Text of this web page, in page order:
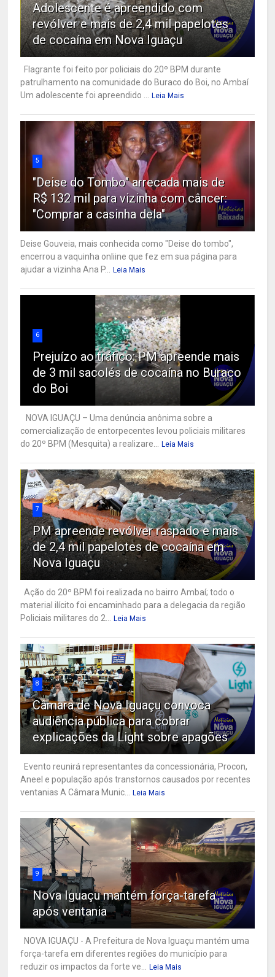
Adolescente é apreendido com
revólver e mais de 2,4 mil papelotes
de cocaína em Nova Iguaçu
Flagrante foi feito por policiais do 20º BPM durante
patrulhamento na comunidade do Buraco do Boi, no Ambaí
Um adolescente foi apreendido ...
Leia Mais
5
"Deise do Tombo" arrecada mais de
R$ 132 mil para vizinha com câncer:
"Comprar a casinha dela"
Deise Gouveia, mais conhecida como "Deise do tombo",
encerrou a vaquinha onliine que fez em sua página para
ajudar a vizinha Ana P...
Leia Mais
6
Prejuízo ao tráfico: PM apreende mais
de 3 mil sacolés de cocaína no Buraco
do Boi
NOVA IGUAÇU – Uma denúncia anônima sobre a
comercialização de entorpecentes levou policiais militares
do 20º BPM (Mesquita) a realizare...
Leia Mais
7
PM apreende revólver raspado e mais
de 2,4 mil papelotes de cocaína em
Nova Iguaçu
Ação do 20º BPM foi realizada no bairro Ambaí; todo o
material ilícito foi encaminhado para a delegacia da região
Policiais militares do 2...
Leia Mais
8
Câmara de Nova Iguaçu convoca
audiência pública para cobrar
explicações da Light sobre apagões
Evento reunirá representantes da concessionária, Procon,
Aneel e população após transtornos causados por recentes
ventanias A Câmara Munic...
Leia Mais
9
Nova Iguaçu mantém força-tarefa
após ventania
NOVA IGUAÇU - A Prefeitura de Nova Iguaçu mantém uma
força-tarefa em diferentes regiões do município para
reduzir os impactos da forte ve...
Leia Mais